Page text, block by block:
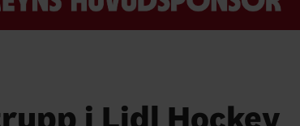
i Lidl Hockey